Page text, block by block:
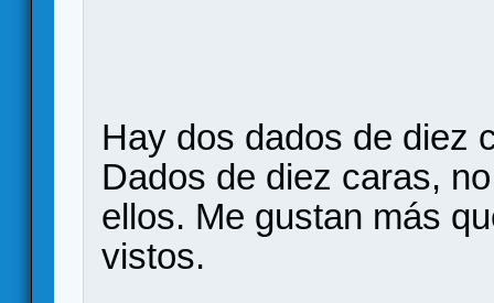
Hay dos dados de diez
Dados de diez caras,
ellos. Me gustan más
vistos.